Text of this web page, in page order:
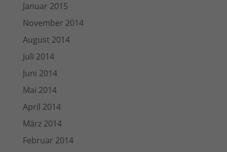
Januar 2015
November 2014
August 2014
Juli 2014
Juni 2014
Mai 2014
April 2014
März 2014
Februar 2014